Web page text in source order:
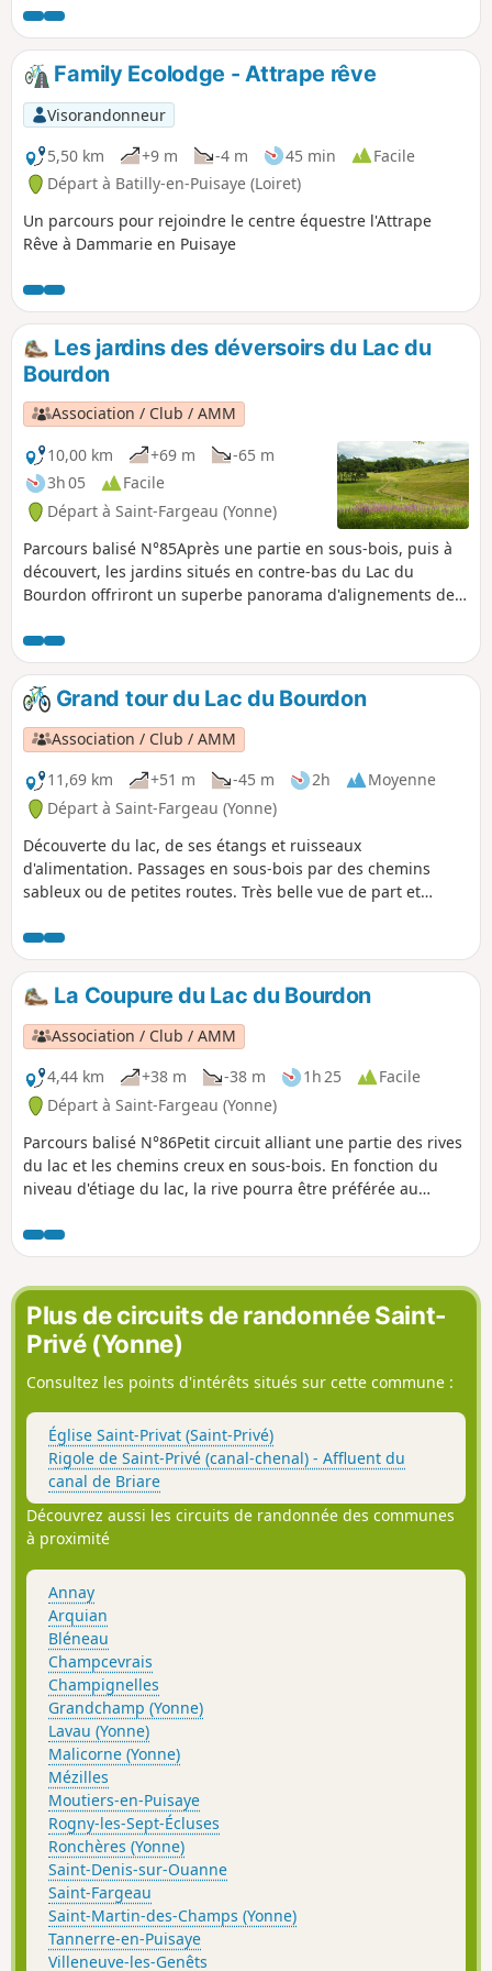
eaux de surface. Celui-ci est aménagé en "terrasses", ce qui
crée des cascades pendant le déversement. Vous aurez la
chance de les voir si vous passez au bon moment. Sinon,
cela reste un très joli site ! Lire les informations de
prudence dans Infos pratiques.
Family Ecolodge - Attrape rêve
Visorandonneur
5,50 km
+9 m -4 m 45 min
Facile
Départ à Batilly-en-Puisaye (Loiret)
Un parcours pour rejoindre le centre équestre l'Attrape
Rêve à Dammarie en Puisaye
Les jardins des déversoirs du Lac du
Bourdon
Association / Club / AMM
10,00 km
+69 m
-65 m
3h 05
Facile
Départ à Saint-Fargeau (Yonne)
Parcours balisé N°85Après une partie en sous-bois, puis à
découvert, les jardins situés en contre-bas du Lac du
Bourdon offriront un superbe panorama d'alignements de
Puis, en longeant en partie le lac, retour au plan de
baignade et au parking.
Grand tour du Lac du Bourdon
Association / Club / AMM
11,69 km
+51 m -45 m 2h
Moyenne
Départ à Saint-Fargeau (Yonne)
Découverte du lac, de ses étangs et ruisseaux
d'alimentation. Passages en sous-bois par des chemins
sableux ou de petites routes. Très belle vue de part et
amont d'une longue série qui alimente le Canal de Briare.
La Coupure du Lac du Bourdon
Association / Club / AMM
4,44 km
+38 m -38 m 1h 25
Facile
Départ à Saint-Fargeau (Yonne)
Parcours balisé N°86Petit circuit alliant une partie des rives
du lac et les chemins creux en sous-bois. En fonction du
niveau d'étiage du lac, la rive pourra être préférée au
Plus de circuits de randonnée Saint-
Privé (Yonne)
Consultez les points d'intérêts situés sur cette commune :
Église Saint-Privat (Saint-Privé)
Rigole de Saint-Privé (canal-chenal) - Affluent du
canal de Briare
Découvrez aussi les circuits de randonnée des communes
à proximité
Annay
Arquian
Bléneau
Champcevrais
Champignelles
Grandchamp (Yonne)
Lavau (Yonne)
Malicorne (Yonne)
Mézilles
Moutiers-en-Puisaye
Rogny-les-Sept-Écluses
Ronchères (Yonne)
Saint-Denis-sur-Ouanne
Saint-Fargeau
Saint-Martin-des-Champs (Yonne)
Tannerre-en-Puisaye
Villeneuve-les-Genêts